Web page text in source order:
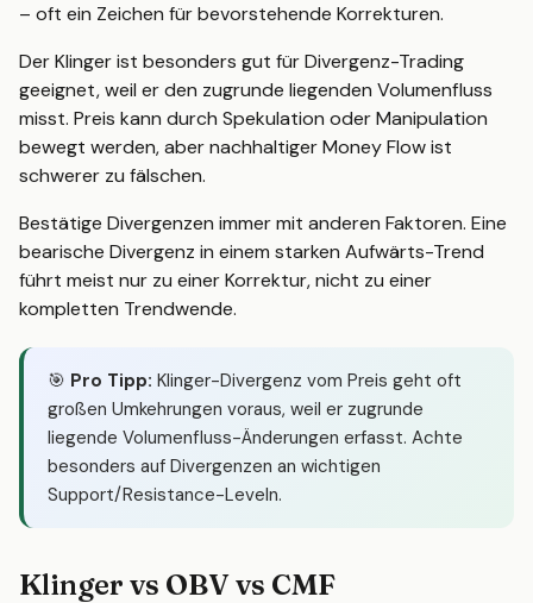
– oft ein Zeichen für bevorstehende Korrekturen.
Der Klinger ist besonders gut für Divergenz-Trading
geeignet, weil er den zugrunde liegenden Volumenfluss
misst. Preis kann durch Spekulation oder Manipulation
bewegt werden, aber nachhaltiger Money Flow ist
schwerer zu fälschen.
Bestätige Divergenzen immer mit anderen Faktoren. Eine
bearische Divergenz in einem starken Aufwärts-Trend
führt meist nur zu einer Korrektur, nicht zu einer
kompletten Trendwende.
🎯 Pro Tipp: Klinger-Divergenz vom Preis geht oft
großen Umkehrungen voraus, weil er zugrunde
liegende Volumenfluss-Änderungen erfasst. Achte
besonders auf Divergenzen an wichtigen
Support/Resistance-Leveln.
Klinger vs OBV vs CMF